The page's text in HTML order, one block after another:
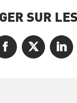
SUR
Facebook
X